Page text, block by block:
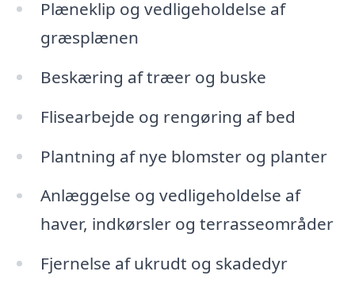
Plæneklip og vedligeholdelse af
græsplænen
Beskæring af træer og buske
Flisearbejde og rengøring af bed
Plantning af nye blomster og planter
Anlæggelse og vedligeholdelse af
haver, indkørsler og terrasseområder
Fjernelse af ukrudt og skadedyr